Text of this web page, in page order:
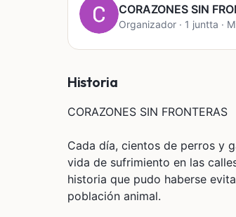
CORAZONES SIN
Organizador · 1 juntta ·
Historia
CORAZONES SIN FRONTERAS
Cada día, cientos de perros y
vida de sufrimiento en las
historia que pudo haberse
población animal.